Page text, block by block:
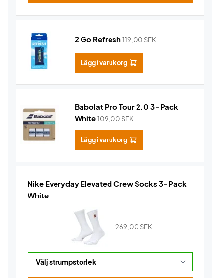
2 Go Refresh119,00 SEK
Lägg i varukorg
Babolat Pro Tour 2.0 3-Pack
White109,00 SEK
Lägg i varukorg
Nike Everyday Elevated Crew Socks 3-Pack
White
269,00 SEK